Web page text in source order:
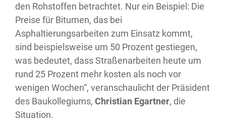
den Rohstoffen betrachtet. Nur ein Beispiel: Die
Preise für Bitumen, das bei
Asphaltierungsarbeiten zum Einsatz kommt,
sind beispielsweise um 50 Prozent gestiegen,
was bedeutet, dass Straßenarbeiten heute um
rund 25 Prozent mehr kosten als noch vor
wenigen Wochen“, veranschaulicht der Präsident
des Baukollegiums, Christian Egartner, die
Situation.